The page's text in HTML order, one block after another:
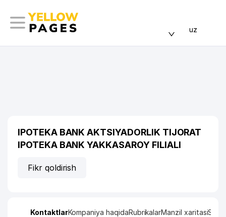
uz
IPOTEKA BANK AKTSIYADORLIK TIJORAT
IPOTEKA BANK YAKKASAROY FILIALI
Fikr qoldirish
KontaktlarKompaniya haqidaRubrikalarManzil xaritasi